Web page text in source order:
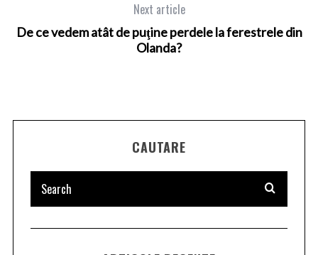
Next article
De ce vedem atât de puţine perdele la ferestrele din
Olanda?
CAUTARE